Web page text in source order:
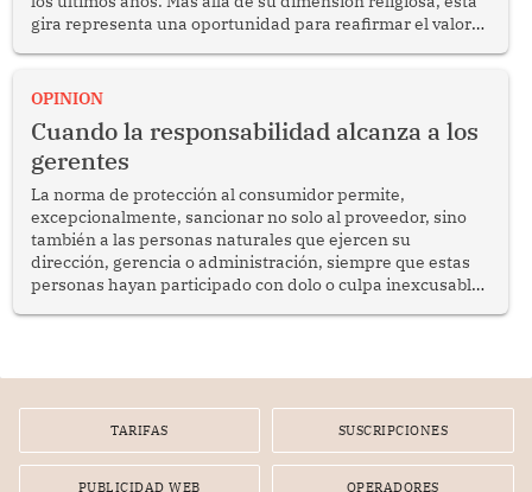
gira representa una oportunidad para reafirmar el valor
enfrenta desafíos en materia de desarrollo, cohesión
OPINION
Cuando la responsabilidad alcanza a los
gerentes
La norma de protección al consumidor permite,
excepcionalmente, sancionar no solo al proveedor, sino
también a las personas naturales que ejercen su
dirección, gerencia o administración, siempre que estas
personas hayan participado con dolo o culpa inexcusable
por la frustrada realización de un meet and greet con
TARIFAS SUSCRIPCIONES
PUBLICIDAD WEB OPERADORES